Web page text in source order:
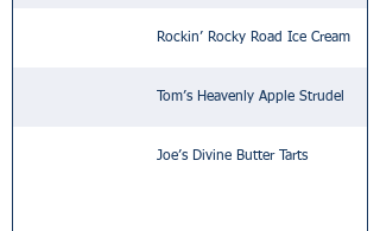
Rockin’ Rocky Road Ice Cream
Tom’s Heavenly Apple Strudel
Joe’s Divine Butter Tarts